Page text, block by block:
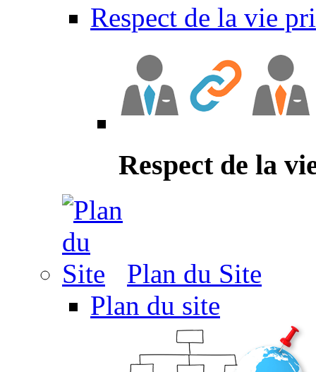
Respect de la vie
Respect de la
Plan du Site
Plan du site